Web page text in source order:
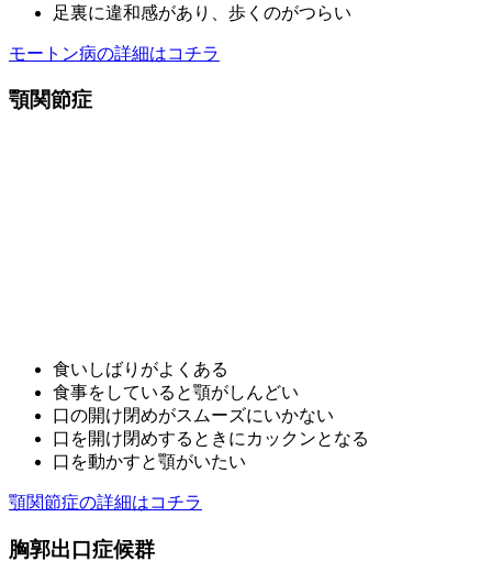
足裏に違和感があり、歩くのがつらい
モートン病の詳細はコチラ
顎関節症
食いしばりがよくある
食事をしていると顎がしんどい
口の開け閉めがスムーズにいかない
口を開け閉めするときにカックンとなる
口を動かすと顎がいたい
顎関節症の詳細はコチラ
胸郭出口症候群